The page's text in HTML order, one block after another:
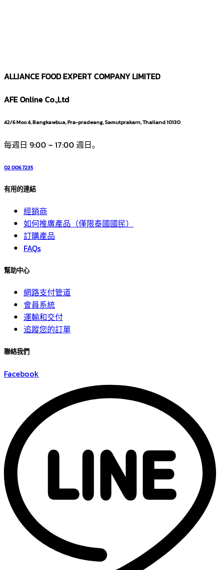
ALLIANCE FOOD EXPERT COMPANY LIMITED
AFE Online Co.,Ltd
42/6 Moo 4, Bangkawbua, Pra-pradeang, Samutprakarn, Thailand 10130
每週日 9:00 – 17:00 週日。
02 006 7235
有用的連結
經銷商
如何推廣產品（僅限泰國國民）
訂購產品
FAQs
幫助中心
網路支付管道
會員系統
運輸和交付
追蹤您的訂單
聯絡我們
Facebook